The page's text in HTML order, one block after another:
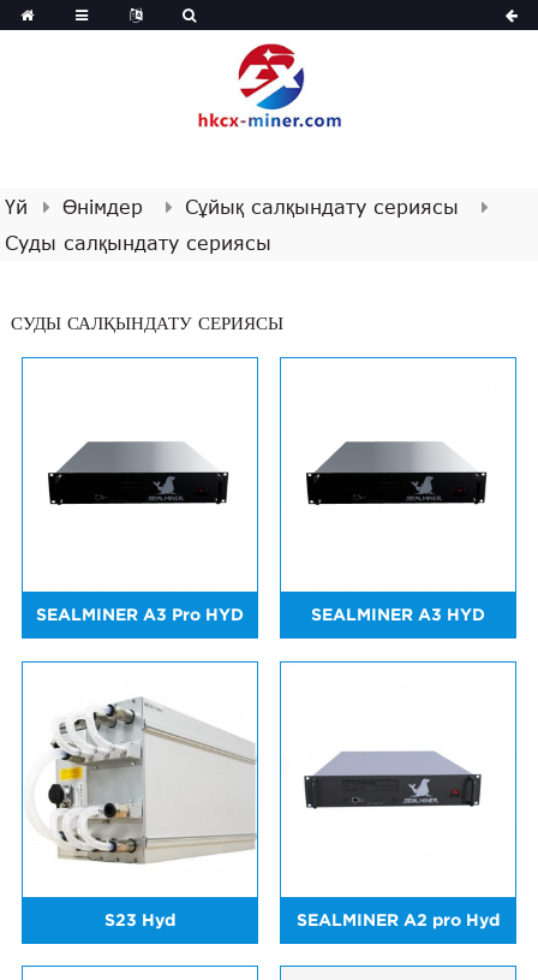
Үй Өнімдер
Сұйық салқындату сериясы
Суды салқындату сериясы
СУДЫ САЛҚЫНДАТУ СЕРИЯСЫ
SEALMINER A3 Pro HYD SEALMINER A3 HYD
S23 Hyd SEALMINER A2 pro Hyd